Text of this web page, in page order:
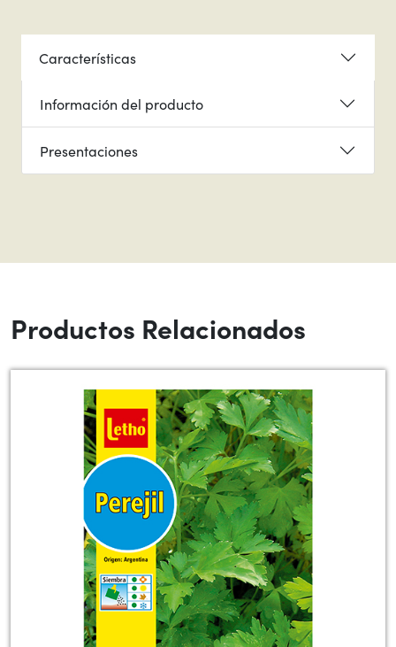
Características
Información del producto
Presentaciones
Productos Relacionados